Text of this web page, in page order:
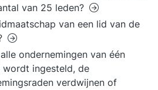
van 25 leden?
van een lid van de
ondernemingen van één
wordt ingesteld, de
verdwijnen of